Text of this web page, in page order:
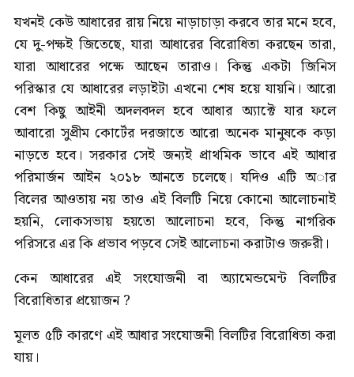
যখনই কেউ আধারের রায় নিয়ে নাড়াচাড়া করবে তার মনে হবে,
যে দু-পক্ষই জিতেছে, যারা আধারের বিরোধিতা করছেন তারা,
যারা আধারের পক্ষে আছেন তারাও। কিন্তু একটা জিনিস
পরিস্কার যে আধারের লড়াইটা এখনো শেষ হয়ে যায়নি। আরো
বেশ কিছু আইনী অদলবদল হবে আধার অ্যাক্টে যার ফলে
আবারো সুপ্রীম কোর্টের দরজাতে আরো অনেক মানুষকে কড়া
নাড়তে হবে। সরকার সেই জন্যই প্রাথমিক ভাবে এই আধার
পরিমার্জন আইন ২০১৮ আনতে চলেছে। যদিও এটি অার
বিলের আওতায় নয় তাও এই বিলটি নিয়ে কোনো আলোচনাই
হয়নি, লোকসভায় হয়তো আলোচনা হবে, কিন্তু নাগরিক
পরিসরে এর কি প্রভাব পড়বে সেই আলোচনা করাটাও জরুরী।
কেন আধারের এই সংযোজনী বা অ্যামেন্ডমেন্ট বিলটির
বিরোধিতার প্রয়োজন ?
মূলত ৫টি কারণে এই আধার সংযোজনী বিলটির বিরোধিতা করা
যায়।